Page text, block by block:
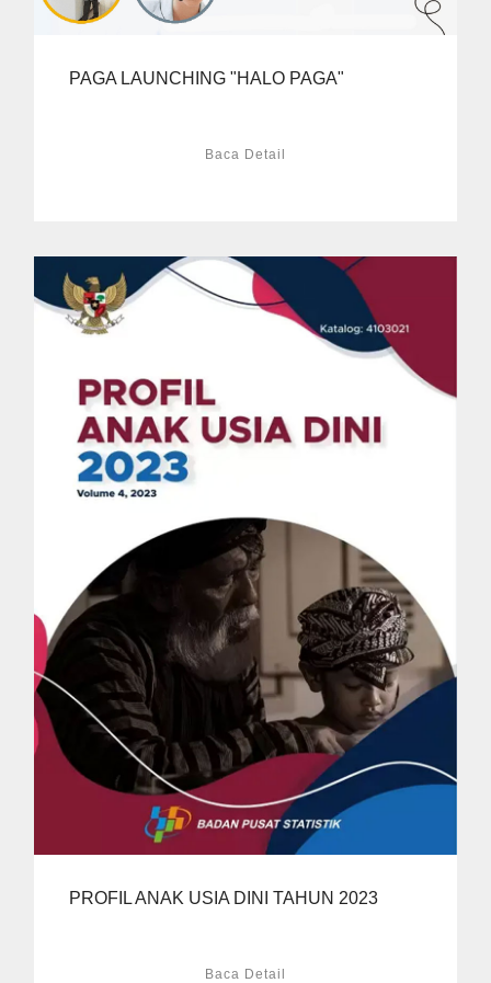
PAGA LAUNCHING "HALO PAGA"
Baca Detail
PROFIL ANAK USIA DINI TAHUN 2023
Baca Detail